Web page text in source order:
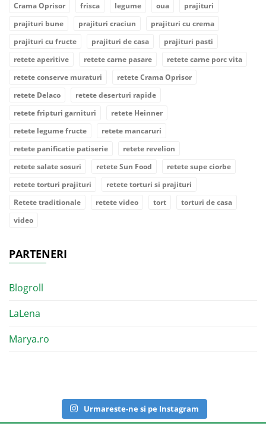
Crama Oprisor
frisca legume oua
prajituri
prajituri bune
prajituri craciun
prajituri cu crema
prajituri cu fructe
prajituri de casa
prajituri pasti
retete aperitive
retete carne pasare
retete carne porc vita
retete conserve muraturi
retete Crama Oprisor
retete Delaco
retete deserturi rapide
retete fripturi garnituri
retete Heinner
retete legume fructe
retete mancaruri
retete panificatie patiserie
retete revelion
retete salate sosuri
retete Sun Food
retete supe ciorbe
retete torturi prajituri
retete torturi si prajituri
Retete traditionale
retete video tort
torturi de casa
video
PARTENERI
Blogroll
LaLena
Marya.ro
Urmareste-ne si pe Instagram